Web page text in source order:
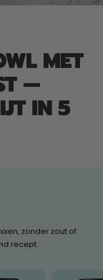
MET
—
IN 5
zonder zout of
recept.